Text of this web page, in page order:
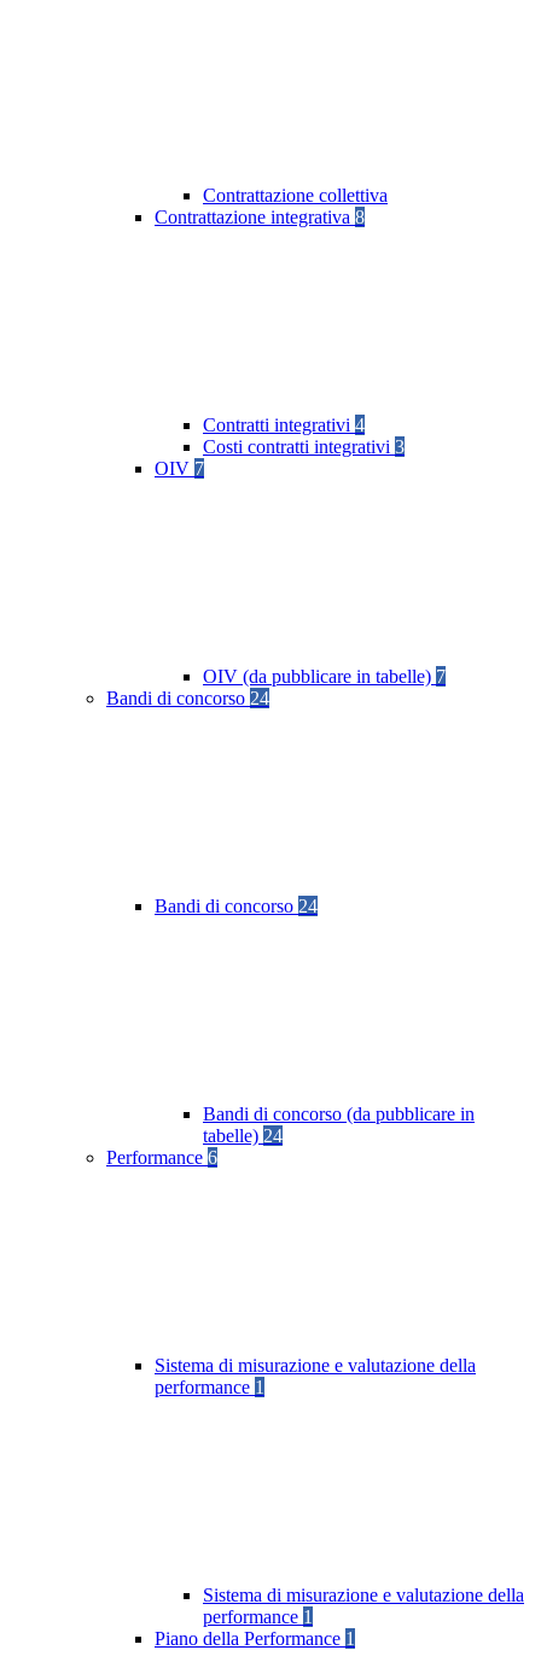
Contrattazione collettiva
Contrattazione integrativa 8
Contratti integrativi 4
Costi contratti integrativi 3
OIV 7
OIV (da pubblicare in tabelle) 7
Bandi di concorso 24
Bandi di concorso 24
Bandi di concorso (da pubblicare in
tabelle) 24
Performance 6
Sistema di misurazione e valutazione della
performance 1
Sistema di misurazione e valutazione della
performance 1
Piano della Performance 1